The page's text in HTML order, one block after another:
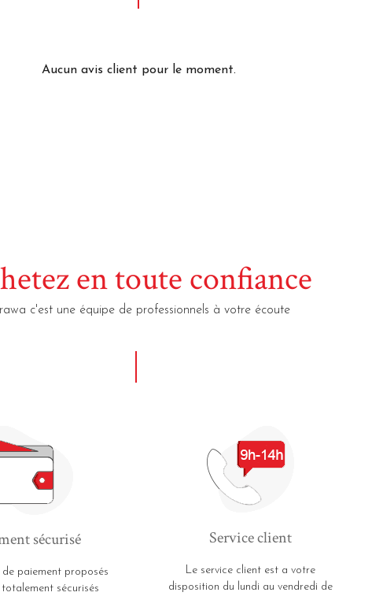
Aucun avis client pour le moment.
en toute confiance
c'est une équipe de professionnels à votre écoute
sécurisé
de paiement proposés
sécurisés
Service client
Le service client est a votre
disposition du lundi au vendredi de